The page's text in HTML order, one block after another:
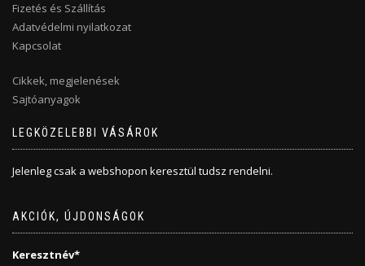
Fizetés és Szállítás
Adatvédelmi nyilatkozat
Kapcsolat
Cikkek, megjelenések
Sajtóanyagok
LEGKÖZELEBBI VÁSÁROK
Jelenleg csak a webshopon keresztül tudsz rendelni.
AKCIÓK, ÚJDONSÁGOK
Keresztnév*